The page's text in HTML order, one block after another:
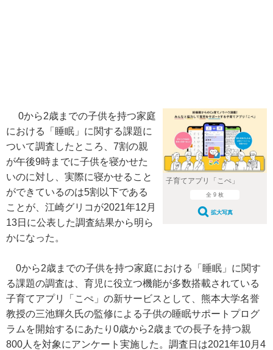
子育てアプリ「こぺ」
全 9 枚
拡大写真
0から2歳までの子供を持つ家庭
における「睡眠」に関する課題に
ついて調査したところ、7割の親
が午後9時までに子供を寝かせた
いのに対し、実際に寝かせること
ができているのは5割以下である
ことが、江崎グリコが2021年12月
13日に公表した調査結果から明ら
かになった。
0から2歳までの子供を持つ家庭における「睡眠」に関す
る課題の調査は、育児に役立つ機能が多数搭載されている
子育てアプリ「こぺ」の新サービスとして、熊本大学名誉
教授の三池輝久氏の監修による子供の睡眠サポートプログ
ラムを開始するにあたり0歳から2歳までの長子を持つ親
800人を対象にアンケート実施した。調査日は2021年10月4